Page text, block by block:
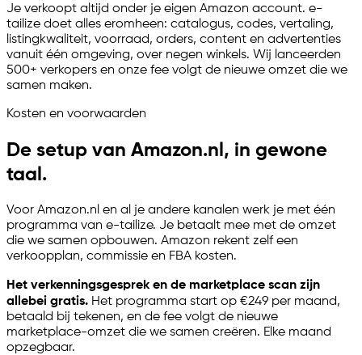
Je verkoopt altijd onder je eigen Amazon account. e-
tailize doet alles eromheen: catalogus, codes, vertaling,
listingkwaliteit, voorraad, orders, content en advertenties
vanuit één omgeving, over negen winkels. Wij lanceerden
500+ verkopers en onze fee volgt de nieuwe omzet die we
samen maken.
Kosten en voorwaarden
De setup van Amazon.nl, in gewone
taal.
Voor Amazon.nl en al je andere kanalen werk je met één
programma van e-tailize. Je betaalt mee met de omzet
die we samen opbouwen. Amazon rekent zelf een
verkoopplan, commissie en FBA kosten.
Het verkenningsgesprek en de marketplace scan zijn
allebei gratis. Het programma start op €249 per maand,
betaald bij tekenen, en de fee volgt de nieuwe
marketplace-omzet die we samen creëren. Elke maand
opzegbaar.